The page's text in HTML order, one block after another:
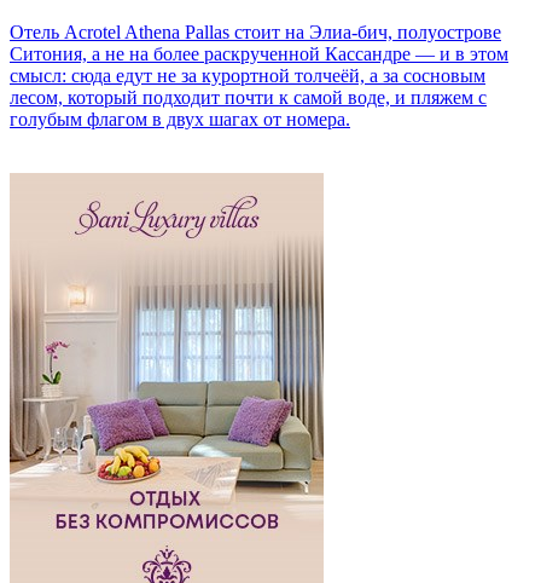
Отель Acrotel Athena Pallas стоит на Элиа-бич, полуострове
Ситония, а не на более раскрученной Кассандре — и в этом
смысл: сюда едут не за курортной толчеёй, а за сосновым
лесом, который подходит почти к самой воде, и пляжем с
голубым флагом в двух шагах от номера.